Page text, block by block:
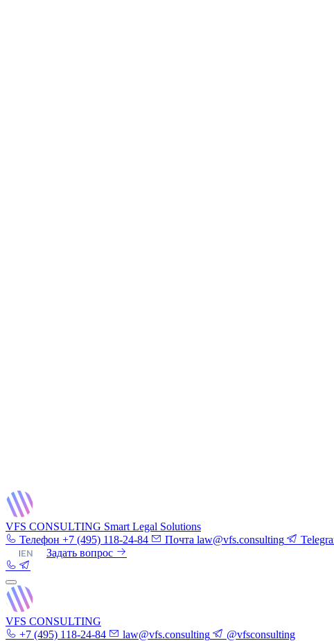
VFS CONSULTING Smart Legal Solutions
Телефон +7 (495) 118-24-84 Почта law@vfs.consulting
|EN Задать вопрос
VFS CONSULTING
+7 (495) 118-24-84
law@vfs.consulting @vfsconsulting